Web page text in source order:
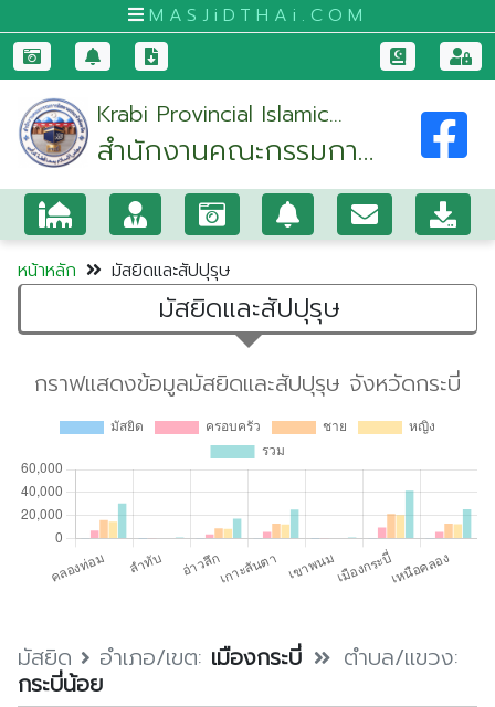
MASJiDTHAi.COM
หน้า
หลัก
มัสยิด
และ
สัป
ปุ
รุษ
กระบี่
ขอนแก่น
จันทบุรี
ชุมพร
ตรัง
นครนายก
นครศรีธรรมราช
ประจวบคีรีขันธ์
ปัตตานี
Krabi Provincial Islamic
Committee Office
สำนักงานคณะกรรมการ
อิสลามประจำจังหวัด
กระบี่
หน้าหลัก มัสยิดและสัปปุรุษ
มัสยิดและสัปปุรุษ
มัสยิด อำเภอ/เขต: เมืองกระบี่
ตำบล/แขวง:
กระบี่น้อย